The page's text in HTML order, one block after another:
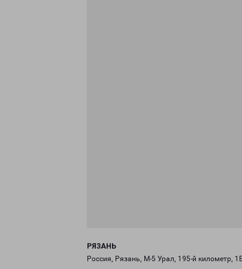
РЯЗАНЬ
Россия, Рязань, М-5 Урал, 195-й километр,